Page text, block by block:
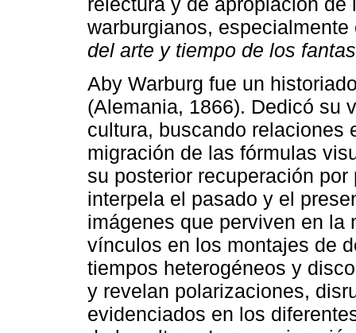
warburgianos,
del arte y tiempo de los
Aby Warburg fue un
(Alemania, 1866). Dedicó su
cultura, buscando relaciones
migración de las fórmulas
su posterior recuperación
interpela el pasado y el
imágenes que perviven en la
vínculos en los montajes de
tiempos heterogéneos y
y revelan polarizaciones,
evidenciados en los